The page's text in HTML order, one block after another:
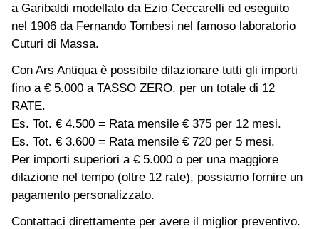
a Garibaldi modellato da Ezio Ceccarelli ed eseguito
nel 1906 da Fernando Tombesi nel famoso laboratorio
Cuturi di Massa.
Con Ars Antiqua è possibile dilazionare tutti gli importi
fino a € 5.000 a TASSO ZERO, per un totale di 12
RATE.
Es. Tot. € 4.500 = Rata mensile € 375 per 12 mesi.
Es. Tot. € 3.600 = Rata mensile € 720 per 5 mesi.
Per importi superiori a € 5.000 o per una maggiore
dilazione nel tempo (oltre 12 rate), possiamo fornire un
pagamento personalizzato.
Contattaci direttamente per avere il miglior preventivo.